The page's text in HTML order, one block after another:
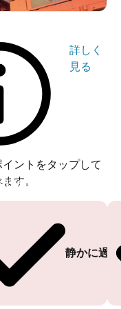
詳しく
見る
ントをタップして
す。
静かに過
りがとうございます